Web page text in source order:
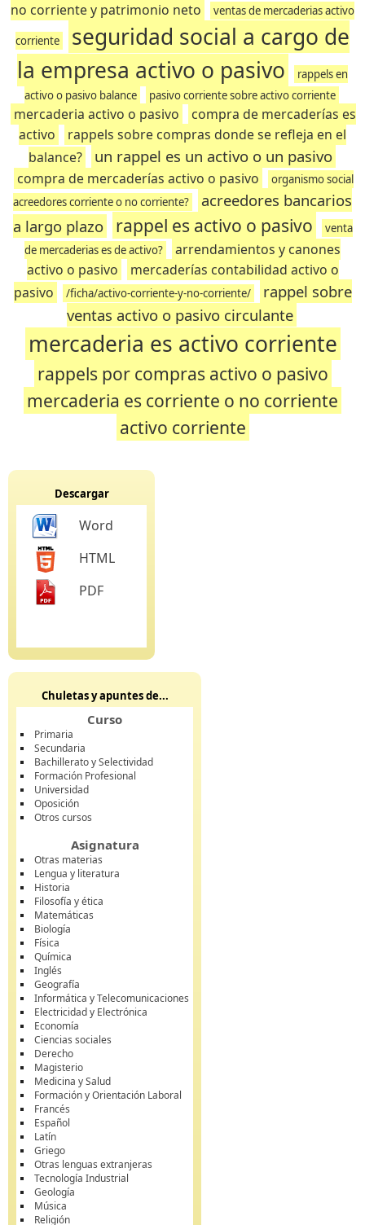
no corriente y patrimonio neto
ventas de mercaderias activo
corriente
seguridad social a cargo de
la empresa activo o pasivo
rappels en
activo o pasivo balance
pasivo corriente sobre activo corriente
mercaderia activo o pasivo
compra de mercaderías es
activo
rappels sobre compras donde se refleja en el
balance?
un rappel es un activo o un pasivo
compra de mercaderías activo o pasivo
organismo social
acreedores corriente o no corriente?
acreedores bancarios
a largo plazo
rappel es activo o pasivo
venta
de mercaderias es de activo?
arrendamientos y canones
activo o pasivo
mercaderías contabilidad activo o
pasivo
/ficha/activo-corriente-y-no-corriente/
rappel sobre
ventas activo o pasivo circulante
mercaderia es activo corriente
rappels por compras activo o pasivo
mercaderia es corriente o no corriente
activo corriente
Descargar
Word
HTML
PDF
Chuletas y apuntes de...
Curso
Primaria
Secundaria
Bachillerato y Selectividad
Formación Profesional
Universidad
Oposición
Otros cursos
Asignatura
Otras materias
Lengua y literatura
Historia
Filosofía y ética
Matemáticas
Biología
Física
Química
Inglés
Geografía
Informática y Telecomunicaciones
Electricidad y Electrónica
Economía
Ciencias sociales
Derecho
Magisterio
Medicina y Salud
Formación y Orientación Laboral
Francés
Español
Latín
Griego
Otras lenguas extranjeras
Tecnología Industrial
Geología
Música
Religión